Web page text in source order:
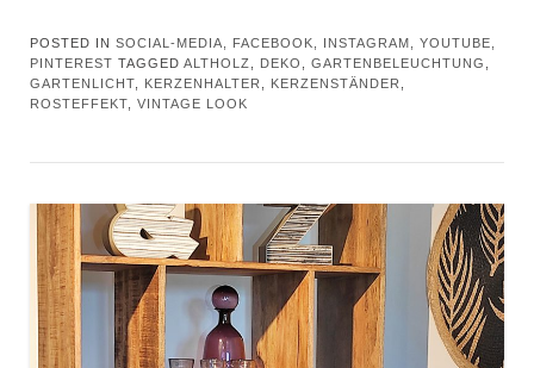
POSTED IN SOCIAL-MEDIA, FACEBOOK, INSTAGRAM, YOUTUBE,
PINTEREST TAGGED ALTHOLZ DEKO GARTENBELEUCHTUNG
GARTENLICHT
KERZENHALTER KERZENSTÄNDER
ROSTEFFEKT
VINTAGE LOOK